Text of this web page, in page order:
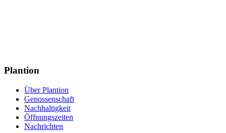
Plantion⁬⁬⠀
Über Plantion
Genossenschaft
Nachhaltigkeit
Öffnungszeiten
Nachrichten